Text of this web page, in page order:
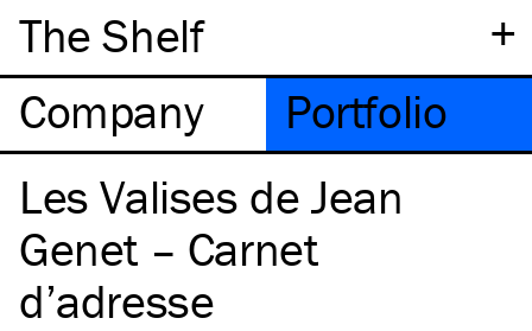
+
The Shelf
Company
Portfolio
Les Valises de Jean
Genet – Carnet
d’adresse